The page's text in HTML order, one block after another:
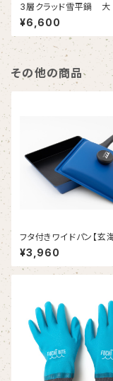
3層クラッド雪平鍋 大
8センチ
¥6,600
その他の商品
フタ付きワイドパン【玄
ー】
¥3,960